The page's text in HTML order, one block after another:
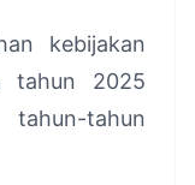
kebijakan
tahun 2025
tahun